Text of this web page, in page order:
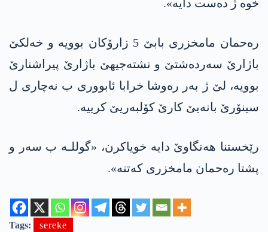
خوە ژ دەست دایە».
رەحمان مامخزری بابێ 5 زارۆکان بوویە و خەلکێ
باژارێ سەردەشتێ و نشتەجیهێ باژارێ پیراشنارێ
بوویە، لێ ژ بەر رەوشا خرابا ئابووری ب نەچاری ل
سینۆرێ بانەیێ کارێ کۆلبەریێ کرییە.
رێخستنا هەنگاوێ دایە خویاکرن، «گوللـە ب سەر و
پشتا رەحمان مامخزری کەتنە».
Tags: sereke